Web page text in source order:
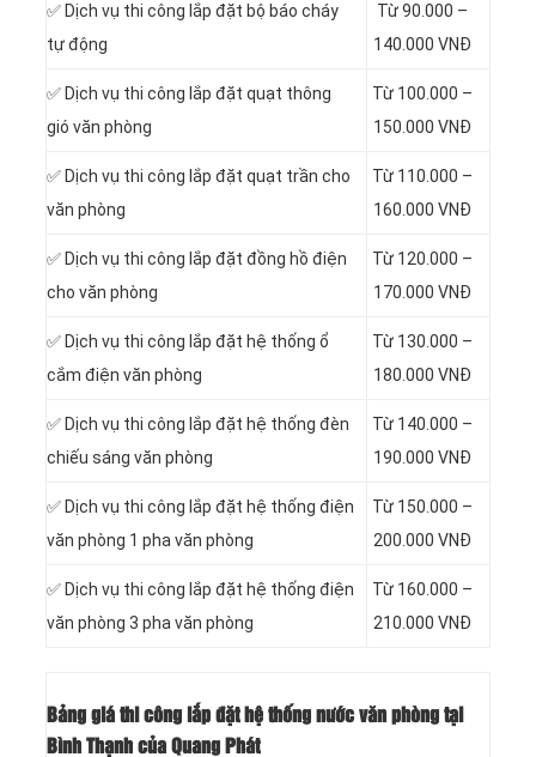
✅ Dịch vụ thi công lắp đặt bộ báo cháy
tự động
Từ 90.000 –
140.000 VNĐ
✅ Dịch vụ thi công lắp đặt quạt thông
gió văn phòng
Từ 100.000 –
150.000 VNĐ
✅ Dịch vụ thi công lắp đặt quạt trần cho
văn phòng
Từ 110.000 –
160.000 VNĐ
✅ Dịch vụ thi công lắp đặt đồng hồ điện
cho văn phòng
Từ 120.000 –
170.000 VNĐ
✅ Dịch vụ thi công lắp đặt hệ thống ổ
cắm điện văn phòng
Từ 130.000 –
180.000 VNĐ
✅ Dịch vụ thi công lắp đặt hệ thống đèn
chiếu sáng văn phòng
Từ 140.000 –
190.000 VNĐ
✅ Dịch vụ thi công lắp đặt hệ thống điện
văn phòng 1 pha văn phòng
Từ 150.000 –
200.000 VNĐ
✅ Dịch vụ thi công lắp đặt hệ thống điện
văn phòng 3 pha văn phòng
Từ 160.000 –
210.000 VNĐ
Bảng giá thi công lắp đặt hệ thống nước văn phòng tại
Bình Thạnh của Quang Phát